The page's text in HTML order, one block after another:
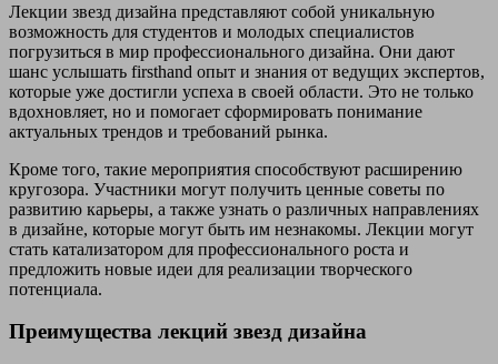
Лекции звезд дизайна представляют собой уникальную
возможность для студентов и молодых специалистов
погрузиться в мир профессионального дизайна. Они дают
шанс услышать firsthand опыт и знания от ведущих экспертов,
которые уже достигли успеха в своей области. Это не только
вдохновляет, но и помогает сформировать понимание
актуальных трендов и требований рынка.
Кроме того, такие мероприятия способствуют расширению
кругозора. Участники могут получить ценные советы по
развитию карьеры, а также узнать о различных направлениях
в дизайне, которые могут быть им незнакомы. Лекции могут
стать катализатором для профессионального роста и
предложить новые идеи для реализации творческого
потенциала.
Преимущества лекций звезд дизайна